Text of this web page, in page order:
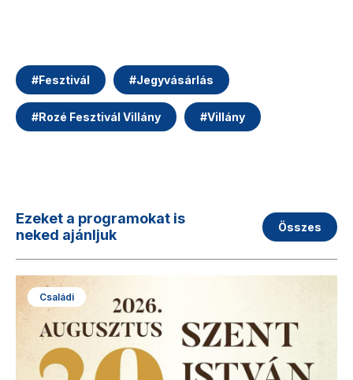
#Fesztivál #Jegyvásárlás
#Rozé Fesztivál Villány #Villány
Ezeket a programokat is
neked ajánljuk
Összes
Családi